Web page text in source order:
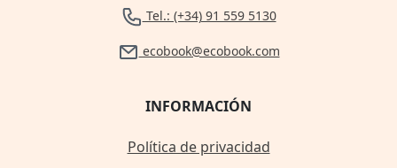
Tel.: (+34) 91 559 5130
ecobook@ecobook.com
INFORMACIÓN
Política de privacidad